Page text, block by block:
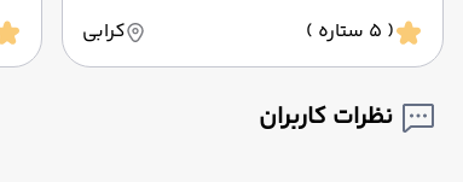
( 5 ستاره ) کرابی
نظرات کاربران